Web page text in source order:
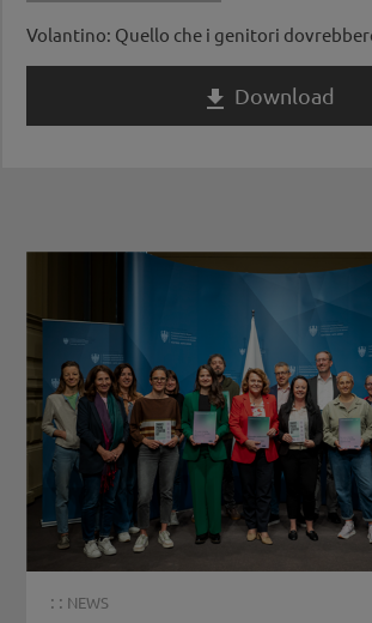
Volantino: Quello che i genitori
 Download
: : NEWS